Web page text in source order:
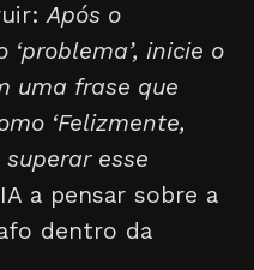
Após o
inicie o
uma frase que
‘Felizmente,
esse
a pensar sobre a
dentro da